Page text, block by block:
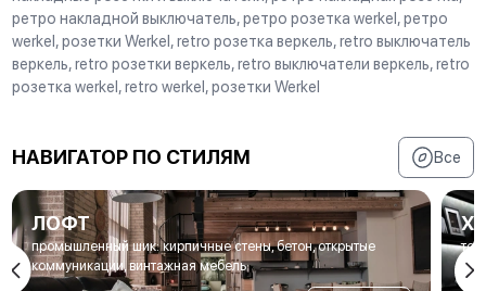
ретро накладной выключатель, ретро розетка werkel, ретро
werkel, розетки Werkel, retro розетка веркель, retro выключатель
веркель, retro розетки веркель, retro выключатели веркель, retro
розетка werkel, retro werkel, розетки Werkel
НАВИГАТОР ПО СТИЛЯМ Все
ЛОФТ
промышленный шик: кирпичные стены, бетон, открытые
коммуникации, винтажная мебель